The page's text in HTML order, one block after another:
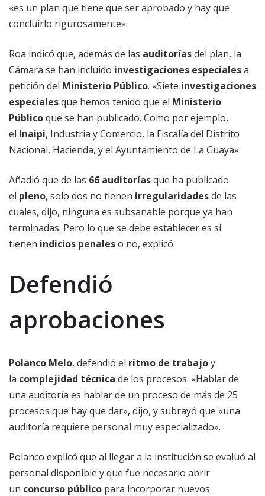
«es un plan que tiene que ser aprobado y hay que
concluirlo rigurosamente».
Roa indicó que, además de las auditoríasdel plan, la
Cámara se han incluido investigaciones especialesa
petición del Ministerio Público. «Siete investigaciones
especialesque hemos tenido que el Ministerio
Públicoque se han publicado. Como por ejemplo,
el Inaipi, Industria y Comercio, la Fiscalía del Distrito
Nacional, Hacienda, y el Ayuntamiento de La Guaya».
Añadió que de las 66 auditoríasque ha publicado
el pleno, solo dos no tienen irregularidadesde las
cuales, dijo, ninguna es subsanable porque ya han
terminadas. Pero lo que se debe establecer es si
tienen indicios penaleso no, explicó.
Defendió
aprobaciones
Polanco Melo, defendió el ritmo de trabajoy
la complejidad técnica de los procesos. «Hablar de
una auditoría es hablar de un proceso de más de 25
procesos que hay que dar», dijo, y subrayó que «una
auditoría requiere personal muy especializado».
Polanco explicó que al llegar a la institución se evaluó al
personal disponible y que fue necesario abrir
un concurso público para incorporar nuevos